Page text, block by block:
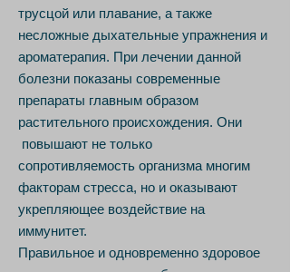
трусцой или плавание, а также
несложные дыхательные упражнения и
ароматерапия. При лечении данной
болезни показаны современные
препараты главным образом
растительного происхождения. Они
повышают не только
сопротивляемость организма многим
факторам стресса, но и оказывают
укрепляющее воздействие на
иммунитет.
Правильное и одновременно здоровое